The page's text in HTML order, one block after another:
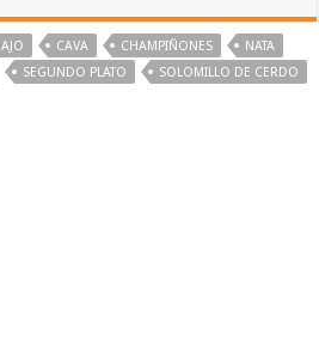
AJO CAVA CHAMPIÑONES
NATA
SEGUNDO PLATO SOLOMILLO DE CERDO